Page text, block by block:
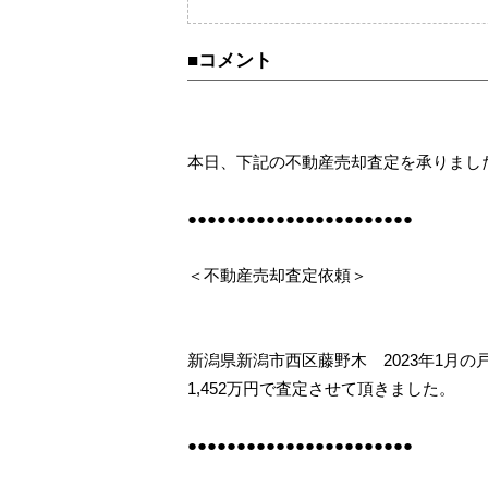
売却査定事例 購
■コメント
本日、下記の不動産売却査定を承りまし
●●●●●●●●●●●●●●●●●●●●●●●
＜不動産売却査定依頼＞
新潟県新潟市西区藤野木 2023年1月の戸
1,452万円で査定させて頂きました。
●●●●●●●●●●●●●●●●●●●●●●●